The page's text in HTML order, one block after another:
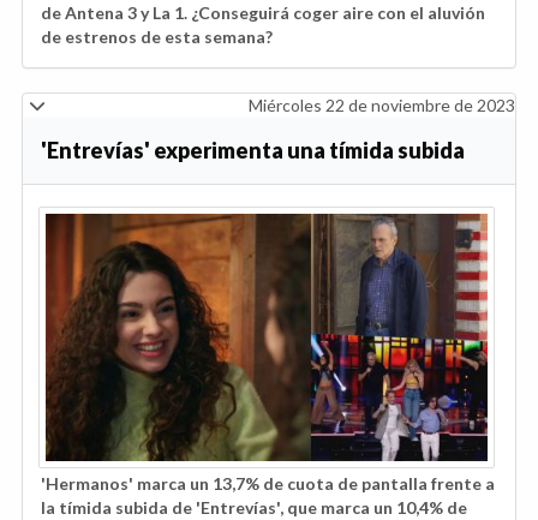
de Antena 3 y La 1. ¿Conseguirá coger aire con el aluvión
de estrenos de esta semana?
Miércoles 22 de noviembre de 2023
'Entrevías' experimenta una tímida subida
'Hermanos' marca un 13,7% de cuota de pantalla frente a
la tímida subida de 'Entrevías', que marca un 10,4% de